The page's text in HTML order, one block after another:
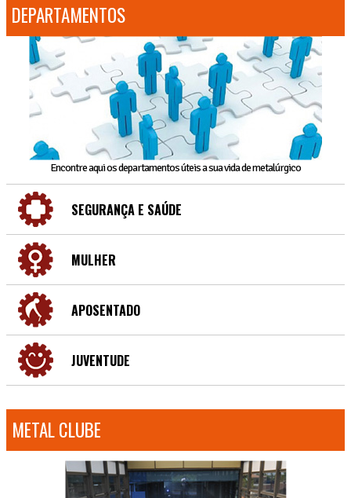
DEPARTAMENTOS
Encontre aqui os departamentos úteis a sua vida de metalúrgico
SEGURANÇA E SAÚDE
MULHER
APOSENTADO
JUVENTUDE
METAL CLUBE